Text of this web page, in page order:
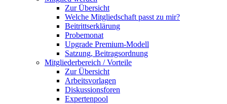
Zur Übersicht
Welche Mitgliedschaft passt zu mir?
Beitrittserklärung
Probemonat
Upgrade Premium-Modell
Satzung, Beitragsordnung
Mitgliederbereich / Vorteile
Zur Übersicht
Arbeitsvorlagen
Diskussionsforen
Expertenpool